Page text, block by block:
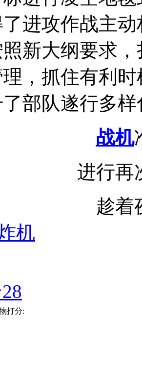
进攻作战主
新大纲要求
，抓住有利
部队遂行多
战机
进行再
趁着
机
28
打分: